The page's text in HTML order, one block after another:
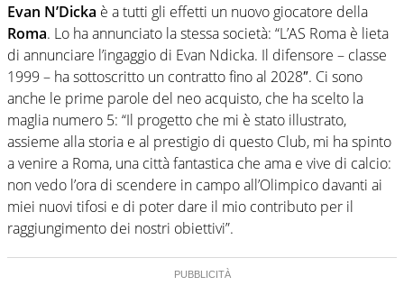
Evan N’Dicka è a tutti gli effetti un nuovo giocatore della
Roma. Lo ha annunciato la stessa società: “L’AS Roma è lieta
di annunciare l’ingaggio di Evan Ndicka. Il difensore – classe
1999 – ha sottoscritto un contratto fino al 2028″. Ci sono
anche le prime parole del neo acquisto, che ha scelto la
maglia numero 5: “Il progetto che mi è stato illustrato,
assieme alla storia e al prestigio di questo Club, mi ha spinto
a venire a Roma, una città fantastica che ama e vive di calcio:
non vedo l’ora di scendere in campo all’Olimpico davanti ai
miei nuovi tifosi e di poter dare il mio contributo per il
raggiungimento dei nostri obiettivi”.